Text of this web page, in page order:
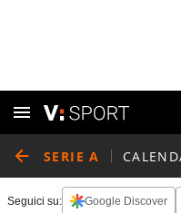
SERIE A
Seguici su: Google Discover